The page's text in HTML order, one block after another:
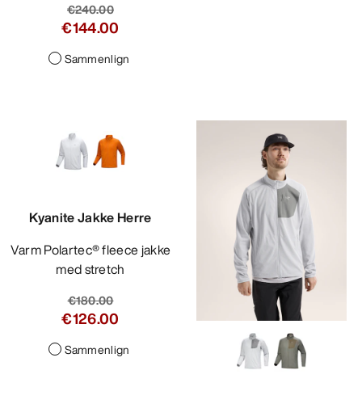
€240.00
€144.00
Sammenlign
Kyanite Jakke Herre
Varm Polartec® fleece jakke
med stretch
€180.00
€126.00
Sammenlign